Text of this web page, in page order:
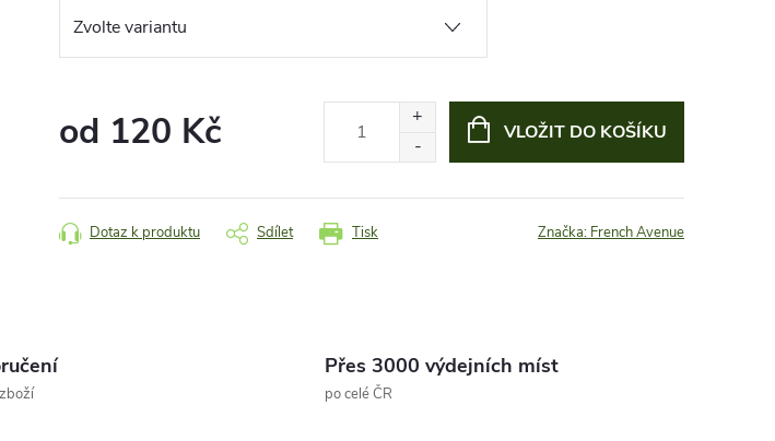
od 120 Kč VLOŽIT DO KOŠÍKU
Tisk
Dotaz k produktu Sdílet Značka: French Avenue
Přes 3000 výdejních míst
po celé ČR